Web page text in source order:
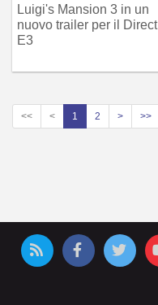
Luigi's Mansion 3 in un
nuovo trailer per il Direct
E3
<< < 1 2 > >>